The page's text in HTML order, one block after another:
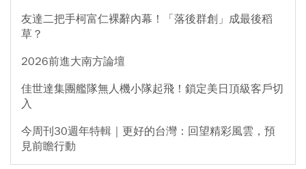
友達二把手柯富仁裸辭內幕！「落後群創」成最後稻
草？
2026前進大南方論壇
佳世達集團艦隊無人機小隊起飛！鎖定美日頂級客戶切
入
今周刊30週年特輯｜更好的台灣：回望精彩風雲，預
見前瞻行動